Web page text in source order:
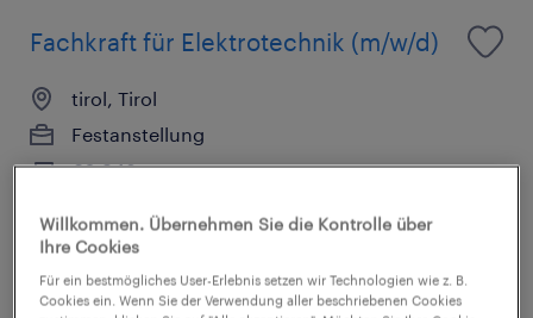
Fachkraft für Elektrotechnik (m/w/d)
tirol, Tirol
Festanstellung
€2,948 pro monat
veröffentlicht am 25. Juni 2026
Willkommen. Übernehmen Sie die Kontrolle über
Ihre Cookies
Für ein bestmögliches User-Erlebnis setzen wir Technologien wie z. B.
Cookies ein. Wenn Sie der Verwendung aller beschriebenen Cookies